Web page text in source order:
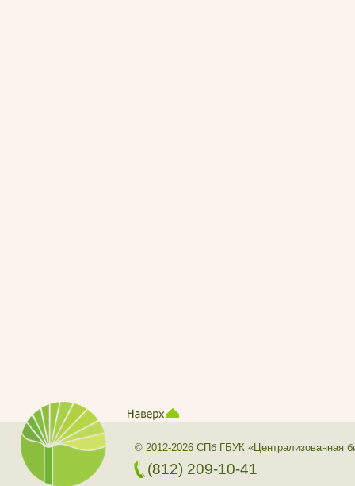
© 2012-2026 СПб ГБУК «Централизованная
(812) 209-10-41